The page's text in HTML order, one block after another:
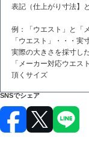
表記（仕上がり寸法】
例：「ウエスト」と「
「ウエスト」・・・
実際の大きさを採寸し
「メーカー対応ウエ
頂くサイズ
SNSでシェア